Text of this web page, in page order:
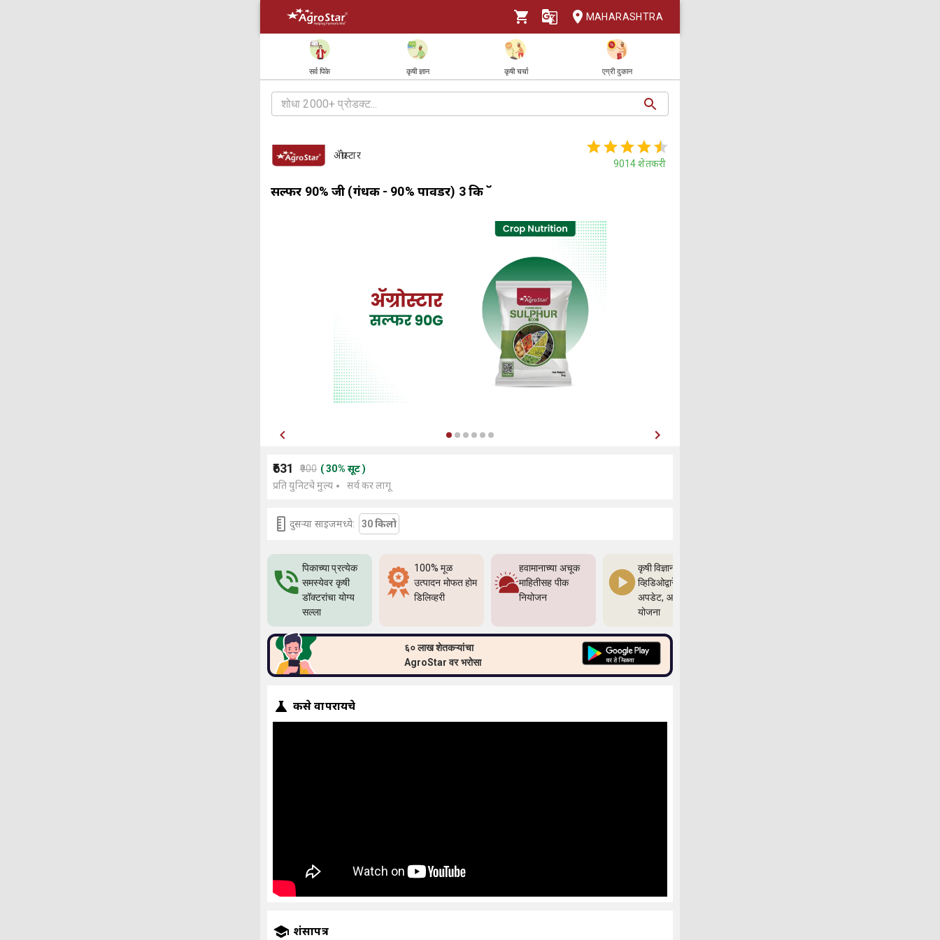
MAHARASHTRA
सर्व पिके कृषी ज्ञान कृषी चर्चा एग्री दुकान
ॲग्रोस्टार
9014 शेतकरी
सल्फर 90% जी (गंधक - 90% पावडर) 3 किग्रॅ
₹631 ₹900 (30% सूट)
प्रति युनिटचे मुल्य
सर्व कर लागू
दुसर्‍या साइजमध्ये: 30 किलो
पिकाच्या प्रत्येक
समस्येवर कृषी
डॉक्टरांचा योग्य
सल्ला
100% मूळ
उत्पादन मोफत होम
डिलिव्हरी
हवामानाच्या अचूक
माहितीसह पीक
नियोजन
कृषी विज्ञान
व्हिडिओद्वारे शेतीचे
अपडेट, आणि
योजना
६० लाख शेतकऱ्यांचा
AgroStar वर भरोसा
कसे वापरायचे
प्रशंसापत्र